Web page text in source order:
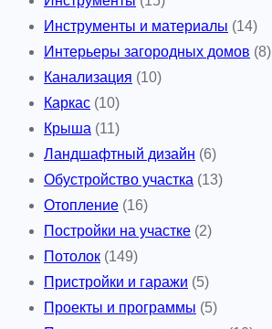
Инструменты и материалы (14)
Интерьеры загородных домов (8)
Канализация (10)
Каркас (10)
Крыша (11)
Ландшафтный дизайн (6)
Обустройство участка (13)
Отопление (16)
Постройки на участке (2)
Потолок (149)
Пристройки и гаражи (5)
Проекты и программы (5)